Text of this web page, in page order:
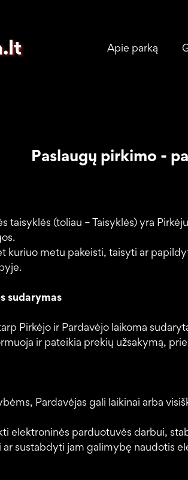
Apie parką
Paslaugų pirkimo -
taisyklės (toliau – Taisyklės) yra
kuriuo metu pakeisti, taisyti ar
sudarymas
Pirkėjo ir Pardavėjo laikoma
ir pateikia prekių užsakymą,
Pardavėjas gali laikinai arba
elektroninės parduotuvės darbui,
sustabdyti jam galimybę naudotis